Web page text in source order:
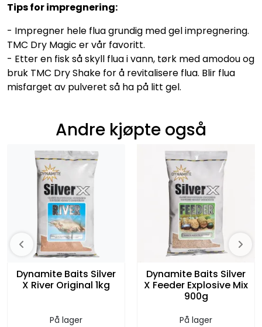
Tips for impregnering:
- Impregner hele flua grundig med gel impregnering.
TMC Dry Magic er vår favoritt.
- Etter en fisk så skyll flua i vann, tørk med amodou og
bruk TMC Dry Shake for å revitalisere flua. Blir flua
misfarget av pulveret så ha på litt gel.
Andre kjøpte også
Dynamite Baits Silver
X River Original 1kg
På lager
Dynamite Baits Silver
X Feeder Explosive Mix
900g
På lager